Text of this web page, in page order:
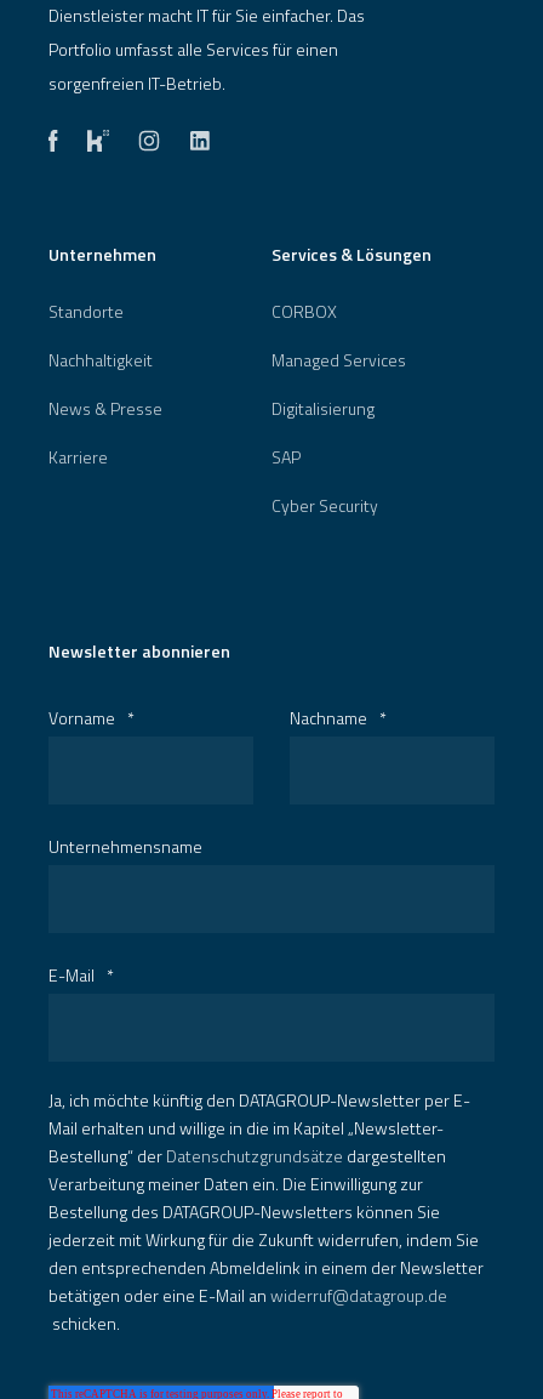
Dienstleister macht IT für Sie einfacher. Das
Portfolio umfasst alle Services für einen
sorgenfreien IT-Betrieb.
Unternehmen
Standorte
Nachhaltigkeit
News & Presse
Karriere
Services & Lösungen
CORBOX
Managed Services
Digitalisierung
SAP
Cyber Security
Newsletter abonnieren
Vorname * Nachname *
Unternehmensname
E-Mail *
Ja, ich möchte künftig den DATAGROUP-Newsletter per E-
Mail erhalten und willige in die im Kapitel „Newsletter-
Bestellung“ derDatenschutzgrundsätze dargestellten
Verarbeitung meiner Daten ein. Die Einwilligung zur
Bestellung des DATAGROUP-Newsletters können Sie
jederzeit mit Wirkung für die Zukunft widerrufen, indem Sie
den entsprechenden Abmeldelink in einem der Newsletter
betätigen oder eine E-Mail anwiderruf@datagroup.de
schicken.